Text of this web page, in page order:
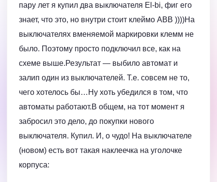
пару лет я купил два выключателя El-bi, фиг его
знает, что это, но внутри стоит клеймо ABB ))))На
выключателях вменяемой маркировки клемм не
было. Поэтому просто подключил все, как на
схеме выше.Результат — выбило автомат и
залип один из выключателей. Т.е. совсем не то,
чего хотелось бы…Ну хоть убедился в том, что
автоматы работают.В общем, на тот момент я
забросил это дело, до покупки нового
выключателя. Купил. И, о чудо! На выключателе
(новом) есть вот такая наклеечка на уголочке
корпуса: